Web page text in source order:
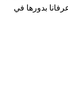
بدورها في